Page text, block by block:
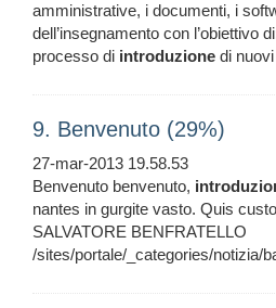
amministrative, i documenti, i
dell’insegnamento con l’obiettivo
processo di introduzione di
9. Benvenuto (29%)
27-mar-2013 19.58.53
Benvenuto benvenuto,
nantes in gurgite vasto. Quis
SALVATORE BENFRATELLO
/sites/portale/_categories/notizia/